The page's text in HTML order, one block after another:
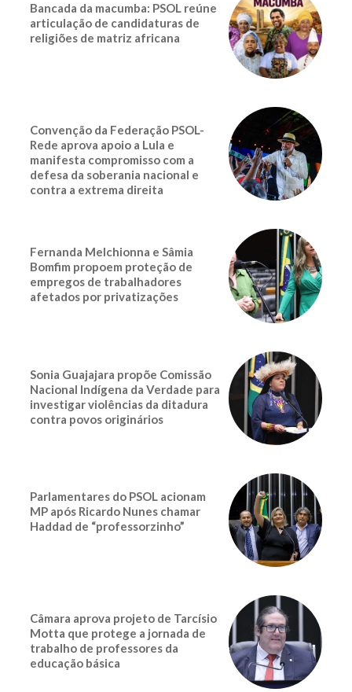
Bancada da macumba: PSOL reúne
articulação de candidaturas de
religiões de matriz africana
Convenção da Federação PSOL-
Rede aprova apoio a Lula e
manifesta compromisso com a
defesa da soberania nacional e
contra a extrema direita
Fernanda Melchionna e Sâmia
Bomfim propoem proteção de
empregos de trabalhadores
afetados por privatizações
Sonia Guajajara propõe Comissão
Nacional Indígena da Verdade para
investigar violências da ditadura
contra povos originários
Parlamentares do PSOL acionam
MP após Ricardo Nunes chamar
Haddad de “professorzinho”
Câmara aprova projeto de Tarcísio
Motta que protege a jornada de
trabalho de professores da
educação básica